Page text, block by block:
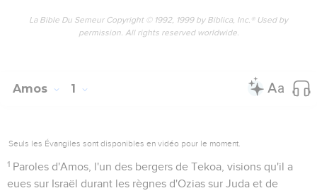
La Bible Du Semeur Copyright © 1992, 1999 by Biblica, Inc.® Used by
permission. All rights reserved worldwide.
Amos 1
Seuls les Évangiles sont disponibles en vidéo pour le moment.
1 Paroles d'Amos, l'un des bergers de Tekoa, visions qu'il a
eues sur Israël durant les règnes d'Ozias sur Juda et de